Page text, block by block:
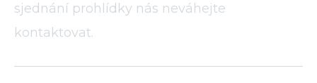
sjednání prohlídky nás neváhejte
kontaktovat.